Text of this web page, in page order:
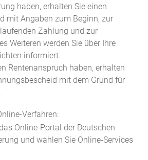
haben, erhalten Sie einen
mit Angaben zum Beginn, zur
Zahlung und zur
Weiteren werden Sie über Ihre
informiert.
Rentenanspruch haben, erhalten
mit dem Grund für
Verfahren:
Online-Portal der Deutschen
und wählen Sie Online-Services